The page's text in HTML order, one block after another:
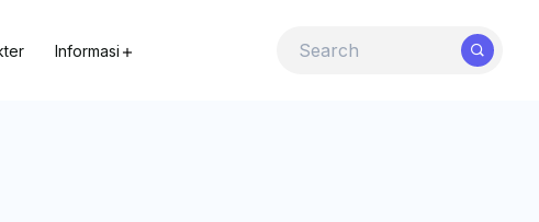
Informasi